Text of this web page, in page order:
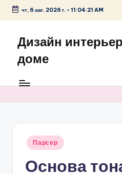
Перейти
содержимому
чт, 6 авг. 2026 г.- 11:04:21 AM
Дизайн
доме
Опубликовано
Парсер
Основа